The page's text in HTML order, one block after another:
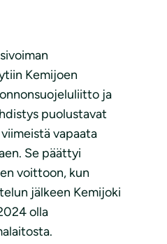
Kemijoen
ja
puolustavat
vapaata
Se päättyi
voittoon, kun
jälkeen Kemijoki
olla